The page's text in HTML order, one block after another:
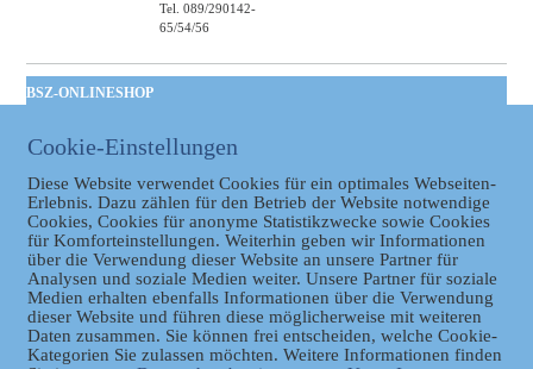
Tel. 089/290142-
65/54/56
BSZ-ONLINESHOP
Taschenbuch
GVBl | Einbanddecke
Datenschutz
Cookie-Einstellungen
Diese Website verwendet Cookies für ein optimales Webseiten-
Erlebnis. Dazu zählen für den Betrieb der Website notwendige
Cookies, Cookies für anonyme Statistikzwecke sowie Cookies
für Komforteinstellungen. Weiterhin geben wir Informationen
über die Verwendung dieser Website an unsere Partner für
Analysen und soziale Medien weiter. Unsere Partner für soziale
Medien erhalten ebenfalls Informationen über die Verwendung
dieser Website und führen diese möglicherweise mit weiteren
Daten zusammen. Sie können frei entscheiden, welche Cookie-
Kategorien Sie zulassen möchten. Weitere Informationen finden